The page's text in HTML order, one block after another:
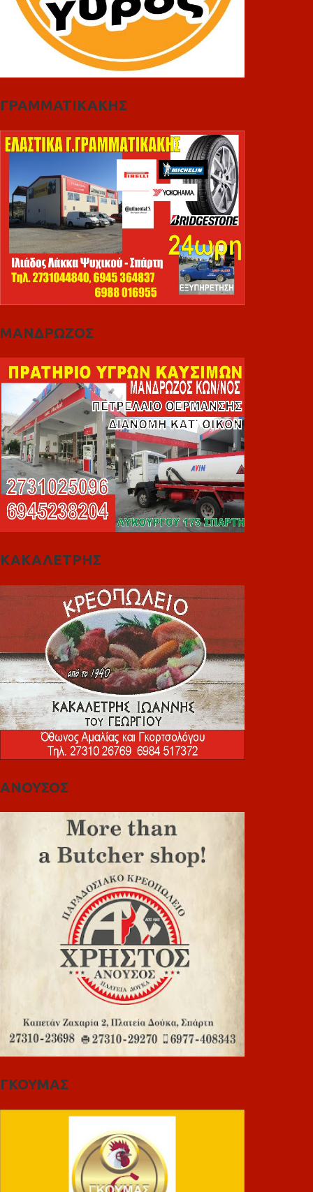
ΓΡΑΜΜΑΤΙΚΑΚΗΣ
ΜΑΝΔΡΩΖΟΣ
ΚΑΚΑΛΕΤΡΗΣ
ΑΝΟΥΣΟΣ
ΓΚΟΥΜΑΣ